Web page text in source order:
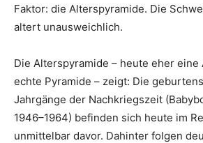
Faktor: die Alterspyramide. Die
altert unausweichlich.
Die Alterspyramide – heute eher eine
echte Pyramide – zeigt: Die
Jahrgänge der Nachkriegszeit
1946–1964) befinden sich heute im
unmittelbar davor. Dahinter folgen